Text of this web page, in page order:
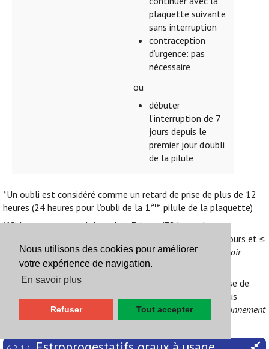
Nous utilisons des cookies pour améliorer
votre expérience de navigation.
En savoir plus
Refuser Tout accepter
plaquette suivante
sans interruption
contraception
d’urgence: pas
nécessaire
ou
débuter
l’interruption de 7
jours depuis le
premier jour d’oubli
de la pilule
*Un oubli est considéré comme un retard de prise de plus de 12
heures (24 heures pour l’oubli de la 1ère pilule de la plaquette)
**Si le rapport sexuel date de ≤ 3 jours (72 heures):
lévonorgestrel 1,5 mg. Si le rapport sexuel date de > 3 jours et ≤
5 jours: DIU (ulipristal potentiellement moins efficace,
voir
Positionnement 6.2.4. Contraception d’urgence
En cas de vomissements dans les 3 heures suivant la prise de
lévonorgestrel, reprendre un nouveau comprimé. Pour plus
d’informations sur la contraception d’urgence,voir Positionnement
6.2.4. Contraception d’urgence